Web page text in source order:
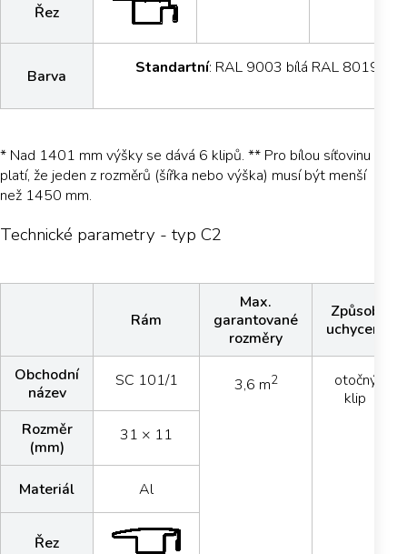
Řez
Barva Standartní: RAL 9003 bílá RAL 8019
* Nad 1401 mm výšky se dává 6 klipů. ** Pro bílou síťovinu
platí, že jeden z rozměrů (šířka nebo výška) musí být menší
než 1450 mm.
Technické parametry - typ C2
Rám
Max.
garantované
rozměry
Způsob
uchycení
Obchodní
název
SC 101/1 3,6 m2
otočný
klip
Rozměr
(mm)
31 × 11
Materiál Al
Řez